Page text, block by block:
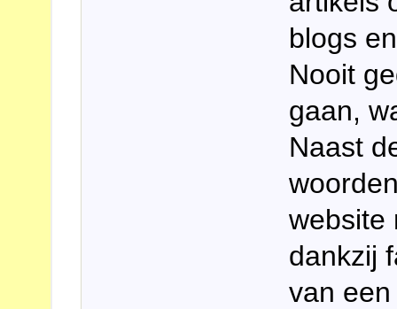
blogs
Nooit
gaan,
Naast
website
dankzij
van